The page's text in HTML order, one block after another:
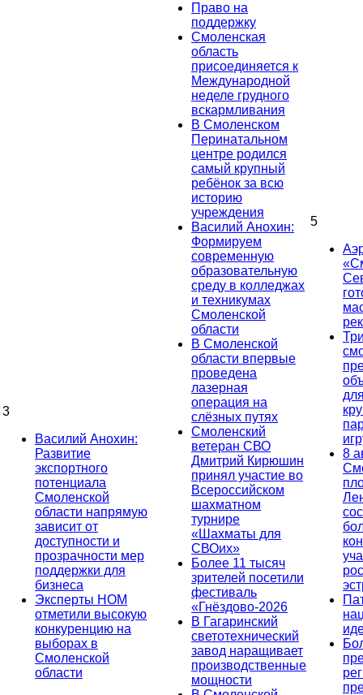
3
Василий Анохин:
Развитие
экспортного
потенциала
Смоленской
области напрямую
зависит от
доступности и
прозрачности мер
поддержки для
бизнеса
Эксперты НОМ
отметили высокую
конкуренцию на
выборах в
Смоленской
области
Право на
поддержку
Смоленская
область
присоединяется к
Международной
неделе грудного
вскармливания
В Смоленском
Перинатальном
центре родился
самый крупный
ребёнок за всю
историю
учреждения
Василий Анохин:
Формируем
современную
образовательную
среду в колледжах
и техникумах
Смоленской
области
В Смоленской
области впервые
проведена
лазерная
операция на
слёзных путях
Смоленский
ветеран СВО
Дмитрий Кирюшин
принял участие во
Всероссийском
шахматном
турнире
«Шахматы для
СВОих»
Более 11 тысяч
зрителей посетили
фестиваль
«Гнёздово-2026
В Гагаринский
светотехнический
завод наращивает
производственные
мощности
5
8